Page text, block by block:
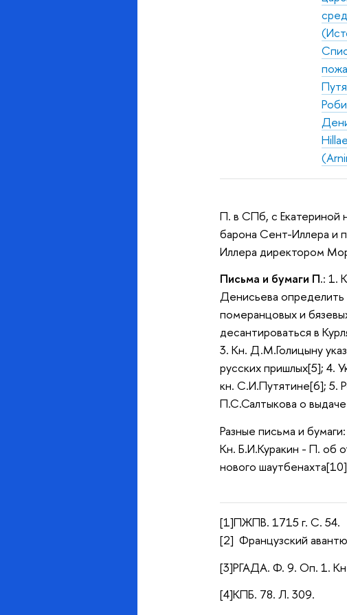
П. в СПб, с Екатериной
барона Сент-Иллера и
Иллера директором
Письма и бумаги П.: 1.
Денисьева определить
померанцовых и
десантироваться в
3. Кн. Д.М.Голицыну
русских пришлых[5]; 4.
кн. С.И.Путятине[6]; 5.
П.С.Салтыкова о
Разные письма и
Кн. Б.И.Куракин - П. об
нового
[1]ПЖПВ. 1715 г. С. 54.
[2] Французский
[3]РГАДА. Ф. 9. Оп. 1.
[4]КПБ. 78. Л. 309.